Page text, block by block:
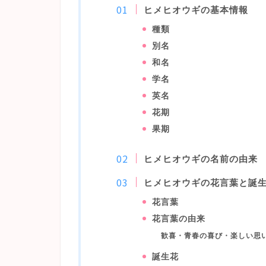
ヒメヒオウギの基本情報
種類
別名
和名
学名
英名
花期
果期
ヒメヒオウギの名前の由来
ヒメヒオウギの花言葉と誕
花言葉
花言葉の由来
歓喜・青春の喜び・楽しい思
誕生花